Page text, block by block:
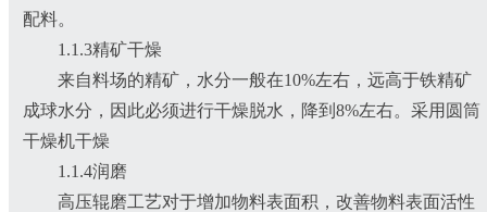
配料。
1.1.3精矿干燥
来自料场的精矿，水分一般在10%左右，远高于铁精矿
成球水分，因此必须进行干燥脱水，降到8%左右。采用圆筒
干燥机干燥
1.1.4润磨
高压辊磨工艺对于增加物料表面积，改善物料表面活性